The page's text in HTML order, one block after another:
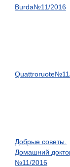
Burda№11/2016
Добрые советы.
Домашний
№11/2016